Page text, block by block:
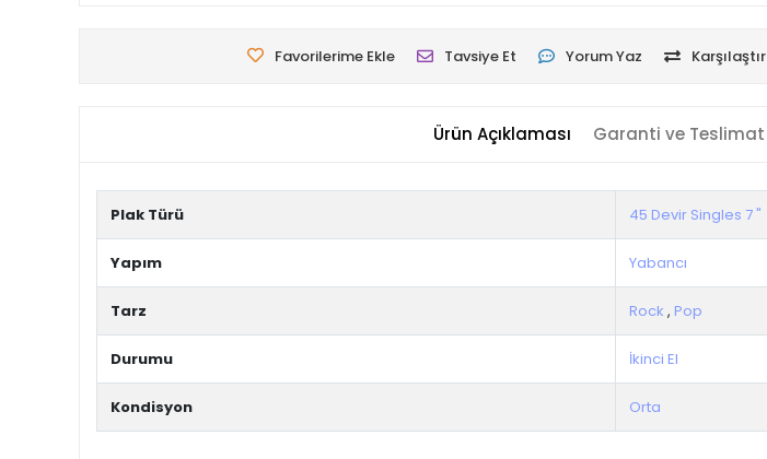
Favorilerime Ekle Tavsiye Et Yorum Yaz Karşılaştır
Ürün Açıklaması Garanti ve Teslimat
Plak Türü 45 Devir Singles 7 "
Yapım Yabancı
Tarz Rock , Pop
Durumu İkinci El
Kondisyon Orta